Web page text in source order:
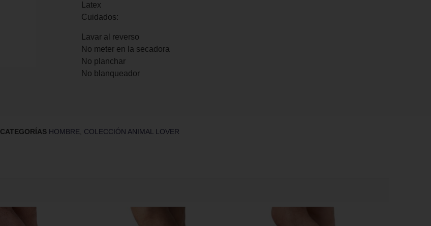
Latex
Cuidados:
Lavar al reverso
No meter en la secadora
No planchar
No blanqueador
CATEGORÍAS HOMBRE COLECCIÓN ANIMAL LOVER